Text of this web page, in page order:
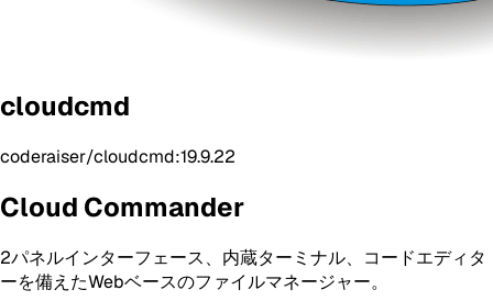
cloudcmd
coderaiser/cloudcmd:19.9.22
Cloud Commander
2パネルインターフェース、内蔵ターミナル、コードエディタ
ーを備えたWebベースのファイルマネージャー。